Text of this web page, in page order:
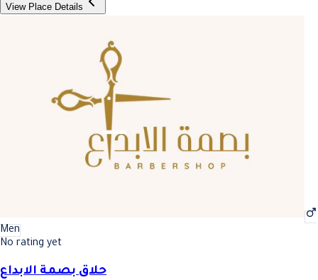
View Place Details
Men
No rating yet
حلاق بصمة الابداع